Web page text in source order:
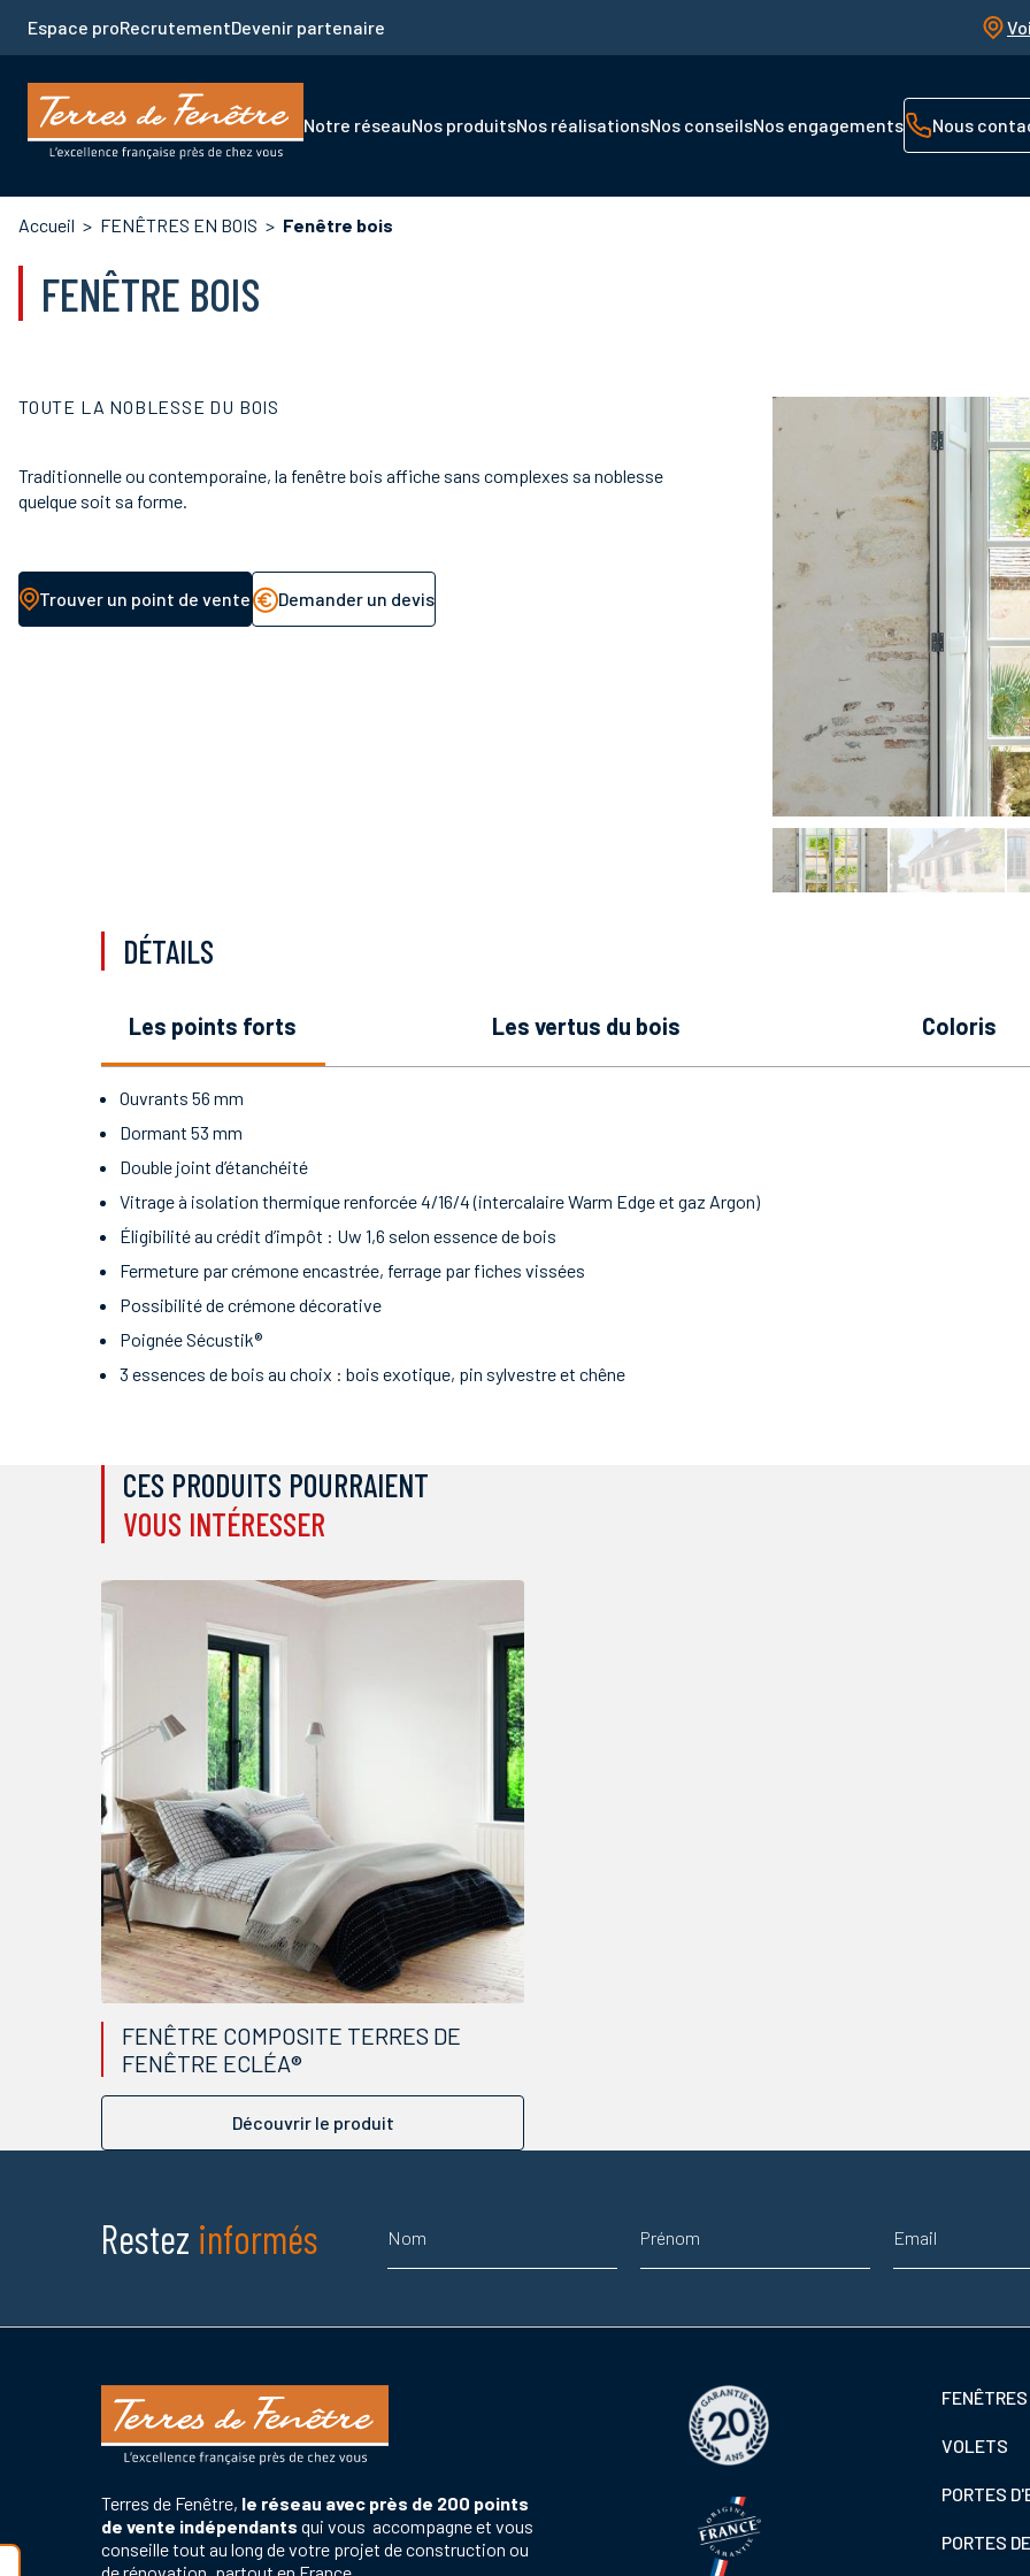
contenu
principal
Espace proRecrutementDevenir partenaire
Navigation
Notre réseauNos produitsNos réalisationsNos conseilsNos engagements Nous
Fil
Accueil FENÊTRES EN BOIS Fenêtre bois
FENÊTRE BOIS
TOUTE LA NOBLESSE DU BOIS
Traditionnelle ou contemporaine, la fenêtre bois affiche sans complexes sa noblesse
quelque soit sa forme.
Trouver un point de vente Demander un devis
DÉTAILS
les points forts les vertus du bois coloris
Ouvrants 56 mm
Dormant 53 mm
Double joint d’étanchéité
Vitrage à isolation thermique renforcée 4/16/4 (intercalaire Warm Edge et gaz Argon)
Éligibilité au crédit d’impôt : Uw 1,6 selon essence de bois
Fermeture par crémone encastrée, ferrage par fiches vissées
Possibilité de crémone décorative
Poignée Sécustik®
3 essences de bois au choix : bois exotique, pin sylvestre et chêne
CES PRODUITS POURRAIENT
VOUS INTÉRESSER
FENÊTRE COMPOSITE TERRES DE
FENÊTRE ECLÉA®
Découvrir le produit
Restez informés
Terres de Fenêtre, le réseau avec près de 200 points
de vente indépendants qui vous accompagne et vous
conseille tout au long de votre projet de construction ou
Footer
de
FENÊTRES
VOLETS
PORTES
PORTES